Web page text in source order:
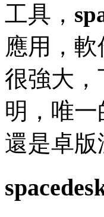
工具，
應用，
很強大
明，唯一
還是卓版